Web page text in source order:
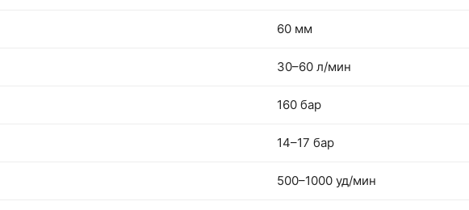
60 мм
30–60 л/мин
160 бар
14–17 бар
500–1000 уд/мин